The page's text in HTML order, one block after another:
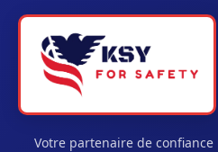
Votre partenaire de